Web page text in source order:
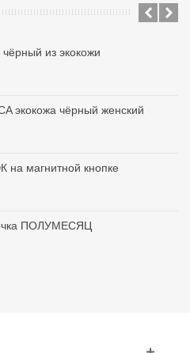
из экокожи
экокожа чёрный женский
магнитной кнопке
ПОЛУМЕСЯЦ